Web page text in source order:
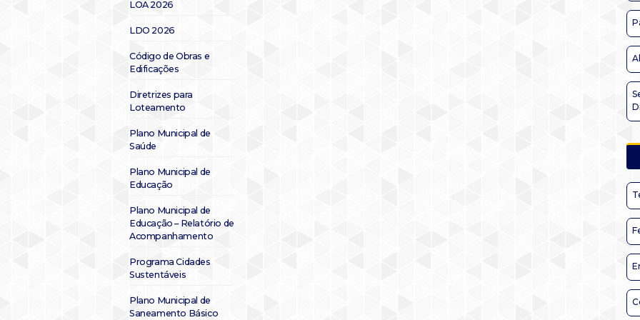
LOA 2026
LDO 2026
Código de Obras e
Edificações
Diretrizes para
Loteamento
Plano Municipal de
Saúde
Plano Municipal de
Educação
Plano Municipal de
Educação – Relatório de
Acompanhamento
Programa Cidades
Sustentáveis
Plano Municipal de
Saneamento Básico